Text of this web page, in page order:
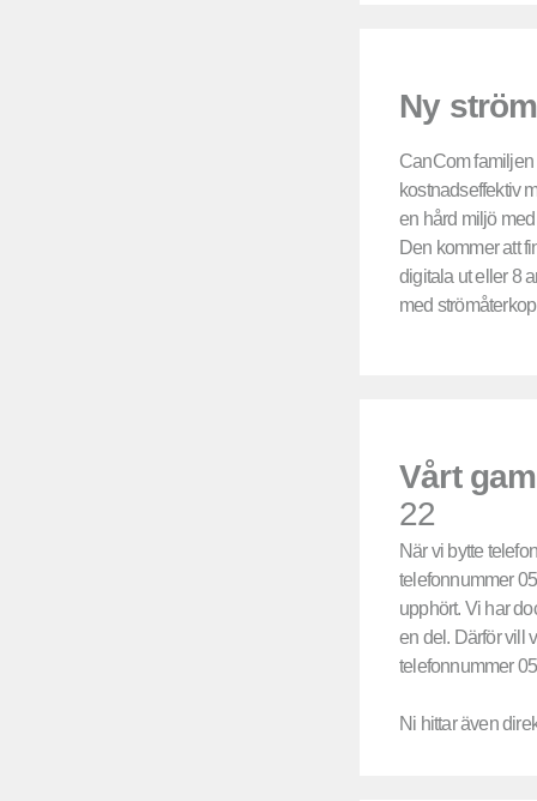
Ny
CanCom
kostnadseffektiv
en hård miljö
Den kommer att
digitala ut eller 8
med
Vårt
22
När vi bytte
telefonnummer
upphört. Vi har
en del. Därför vill
telefonnummer
Ni hittar även